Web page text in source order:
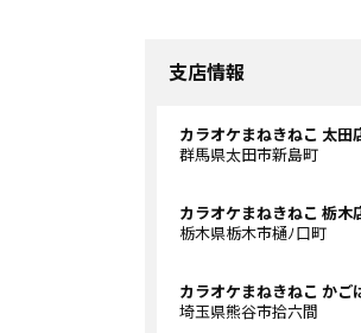
支店情報
カラオケまねきねこ 太田
群馬県太田市新島町
カラオケまねきねこ 栃木
栃木県栃木市樋ﾉ口町
カラオケまねきねこ かご
埼玉県熊谷市拾六間